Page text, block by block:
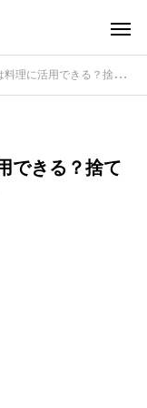
る？捨てずに使い切るアイデアを紹介
できる？捨て